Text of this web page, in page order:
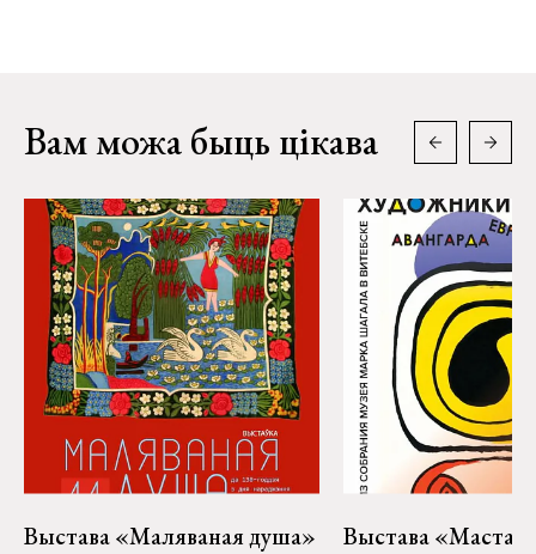
Вам можа быць цікава
Выстава «Маляваная душа»
Выстава «Мастакі